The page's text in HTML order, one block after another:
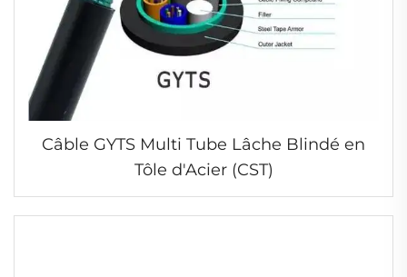
Câble GYTS Multi Tube Lâche Blindé en
Tôle d'Acier (CST)